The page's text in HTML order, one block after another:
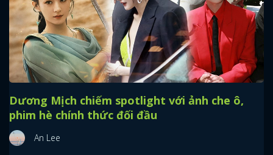
Dương Mịch chiếm spotlight với ảnh che ô,
phim hè chính thức đối đầu
An Lee